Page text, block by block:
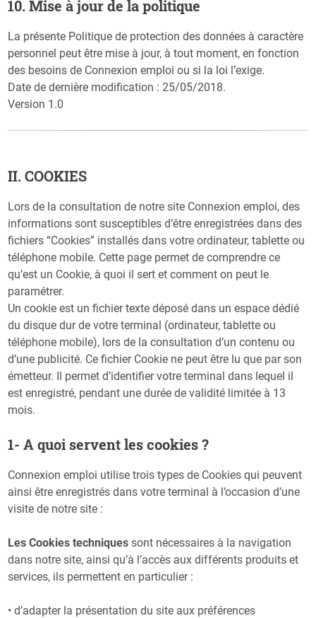
10. Mise à jour de la politique
La présente Politique de protection des données à caractère
personnel peut être mise à jour, à tout moment, en fonction
des besoins de Connexion emploi ou si la loi l’exige.
Date de dernière modification : 25/05/2018.
Version 1.0
II. COOKIES
Lors de la consultation de notre site Connexion emploi, des
informations sont susceptibles d’être enregistrées dans des
fichiers “Cookies” installés dans votre ordinateur, tablette ou
téléphone mobile. Cette page permet de comprendre ce
qu’est un Cookie, à quoi il sert et comment on peut le
paramétrer.
Un cookie est un fichier texte déposé dans un espace dédié
du disque dur de votre terminal (ordinateur, tablette ou
téléphone mobile), lors de la consultation d’un contenu ou
d’une publicité. Ce fichier Cookie ne peut être lu que par son
émetteur. Il permet d’identifier votre terminal dans lequel il
est enregistré, pendant une durée de validité limitée à 13
mois.
1- A quoi servent les cookies ?
Connexion emploi utilise trois types de Cookies qui peuvent
ainsi être enregistrés dans votre terminal à l’occasion d’une
visite de notre site :
Les Cookies techniques sont nécessaires à la navigation
dans notre site, ainsi qu’à l’accès aux différents produits et
services, ils permettent en particulier :
• d’adapter la présentation du site aux préférences